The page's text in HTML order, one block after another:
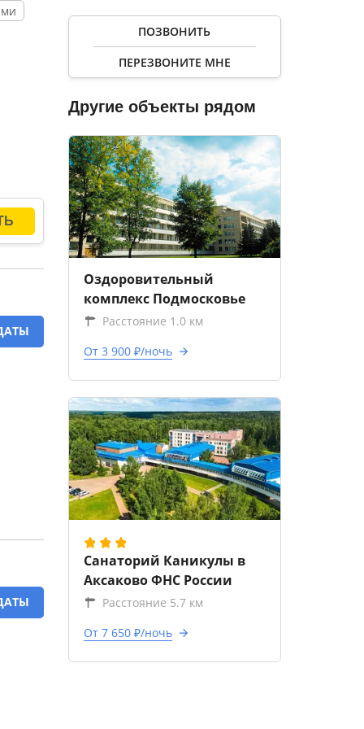
ПОЗВОНИТЬ
ПЕРЕЗВОНИТЕ МНЕ
Другие объекты рядом
Оздоровительный
комплекс Подмосковье
Расстояние 1.0 км
От 3 900 ₽/ночь
Санаторий Каникулы в
Аксаково ФНС России
Расстояние 5.7 км
От 7 650 ₽/ночь